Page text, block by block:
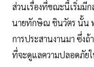
ส่วนเรื่องที่ขณะนี้เริ่มมีก
นายทักษิณ ชินวัตร นั้น
การประสานงานมา ซึ่ง
ที่จะดูแลความปลอดภัย